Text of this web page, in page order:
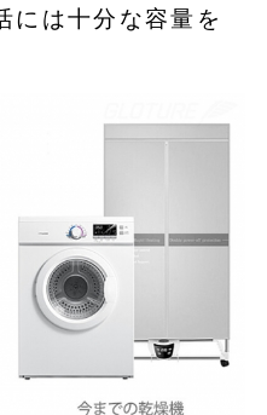
には十分な容量を